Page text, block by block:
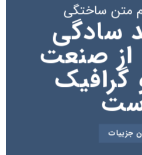
متن ساختگی
سادگی
از صنعت
جزییات